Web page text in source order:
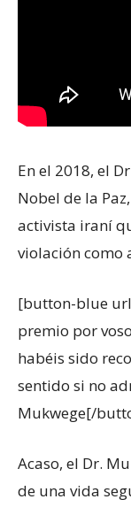
En el 2018, el
Nobel de la
activista iraní
violación como
[button-blue
premio por
habéis sido
sentido si no
Mukwege[/
Acaso, el Dr.
de una vida